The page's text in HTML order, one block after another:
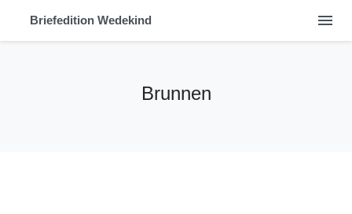
Briefedition Wedekind menu
Brunnen